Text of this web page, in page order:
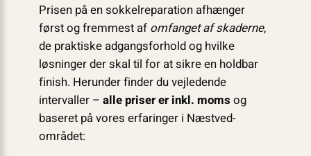
Prisen på en sokkelreparation afhænger
først og fremmest af omfanget af skaderne,
de praktiske adgangsforhold og hvilke
løsninger der skal til for at sikre en holdbar
finish. Herunder finder du vejledende
intervaller – alle priser er inkl. moms og
baseret på vores erfaringer i Næstved-
området: